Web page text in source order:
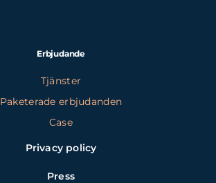
Erbjudande
Tjänster
Paketerade erbjudanden
Case
Privacy policy
Press